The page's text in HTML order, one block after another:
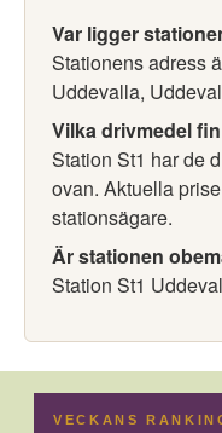
Var ligger
Stationens adress
Uddevalla,
Vilka drivmedel
Station St1 har de
ovan. Aktuella
stationsägare.
Är stationen
Station St1
VECKANS